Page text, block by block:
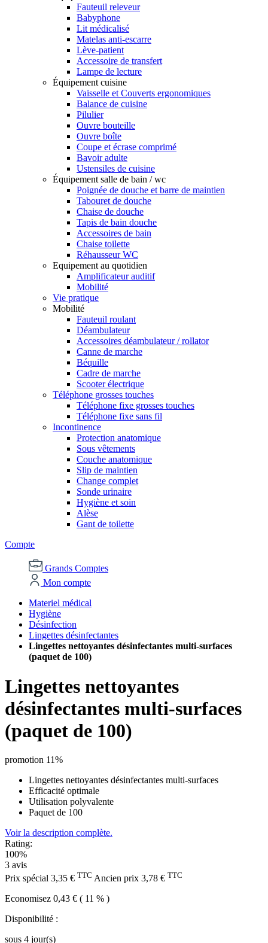
Fauteuil releveur
Babyphone
Lit médicalisé
Matelas anti-escarre
Lève-patient
Accessoire de transfert
Lampe de lecture
Équipement cuisine
Vaisselle et Couverts ergonomiques
Balance de cuisine
Pilulier
Ouvre bouteille
Ouvre boîte
Coupe et écrase comprimé
Bavoir adulte
Ustensiles de cuisine
Équipement salle de bain / wc
Poignée de douche et barre de maintien
Tabouret de douche
Chaise de douche
Tapis de bain douche
Accessoires de bain
Chaise toilette
Réhausseur WC
Equipement au quotidien
Amplificateur auditif
Mobilité
Vie pratique
Mobilité
Fauteuil roulant
Déambulateur
Accessoires déambulateur / rollator
Canne de marche
Béquille
Cadre de marche
Scooter électrique
Téléphone grosses touches
Téléphone fixe grosses touches
Téléphone fixe sans fil
Incontinence
Protection anatomique
Sous vêtements
Couche anatomique
Slip de maintien
Change complet
Sonde urinaire
Hygiène et soin
Alèse
Gant de toilette
Compte
Grands Comptes
Mon compte
Materiel médical
Hygiène
Désinfection
Lingettes désinfectantes
Lingettes nettoyantes désinfectantes multi-surfaces
(paquet de 100)
Lingettes nettoyantes
désinfectantes multi-surfaces
(paquet de 100)
promotion 11%
Lingettes nettoyantes désinfectantes multi-surfaces
Efficacité optimale
Utilisation polyvalente
Paquet de 100
Voir la description complète.
Rating:
100%
3 avis
Prix spécial 3,35 € TTC Ancien prix 3,78 € TTC
Economisez 0,43 € ( 11 % )
Disponibilité :
sous 4 jour(s)